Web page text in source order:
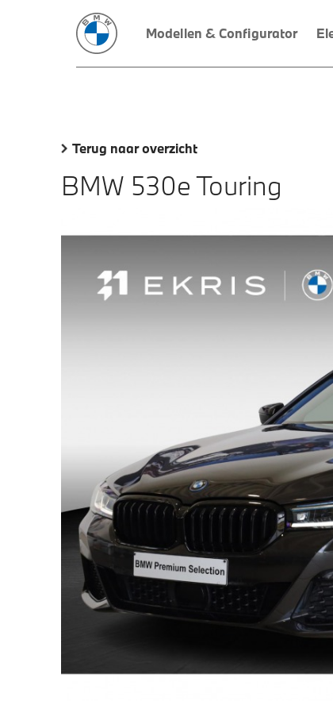
Modellen & Configurator
Terug naar overzicht
BMW 530e Touring